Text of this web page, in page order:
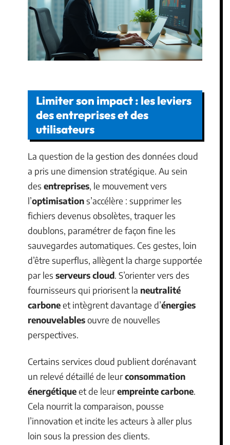
Limiter son impact : les leviers
des entreprises et des
utilisateurs
La question de la gestion des données cloud
a pris une dimension stratégique. Au sein
des entreprises, le mouvement vers
l’optimisations’accélère : supprimer les
fichiers devenus obsolètes, traquer les
doublons, paramétrer de façon fine les
sauvegardes automatiques. Ces gestes, loin
d’être superflus, allègent la charge supportée
par les serveurs cloud. S’orienter vers des
fournisseurs qui priorisent la neutralité
carboneet intègrent davantage d’énergies
renouvelablesouvre de nouvelles
perspectives.
Certains services cloud publient dorénavant
un relevé détaillé de leurconsommation
énergétiqueet de leurempreinte carbone.
Cela nourrit la comparaison, pousse
l’innovation et incite les acteurs à aller plus
loin sous la pression des clients.